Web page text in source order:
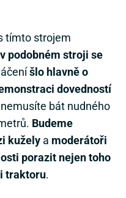
tímto strojem
v podobném stroji se
šlo hlavně o
dovedností
bát nudného
Budeme
kužely a moderátoři
porazit nejen toho
traktoru.